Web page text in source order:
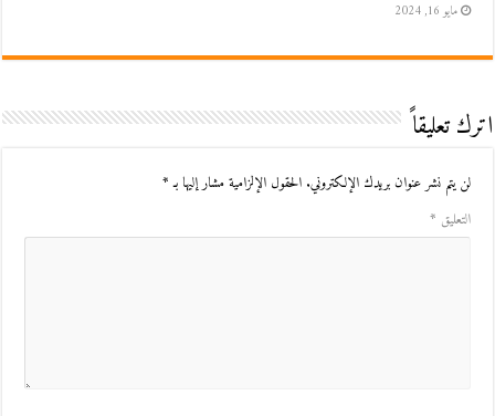
مايو 16, 2024
اترك تعليقاً
لن يتم نشر عنوان بريدك الإلكتروني. الحقول الإلزامية مشار إليها بـ*
التعليق *